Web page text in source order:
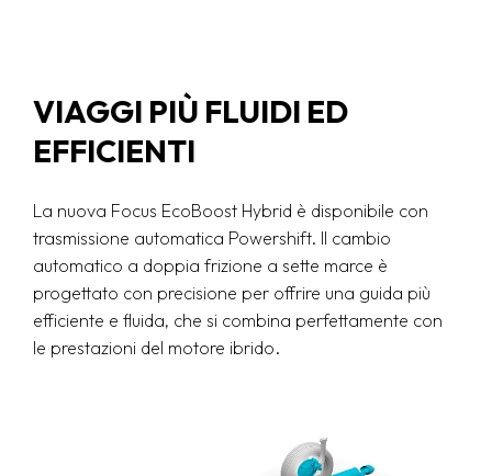
VIAGGI PIÙ FLUIDI ED
EFFICIENTI
La nuova Focus EcoBoost Hybrid è disponibile con
trasmissione automatica Powershift. Il cambio
automatico a doppia frizione a sette marce è
progettato con precisione per offrire una guida più
efficiente e fluida, che si combina perfettamente con
le prestazioni del motore ibrido.